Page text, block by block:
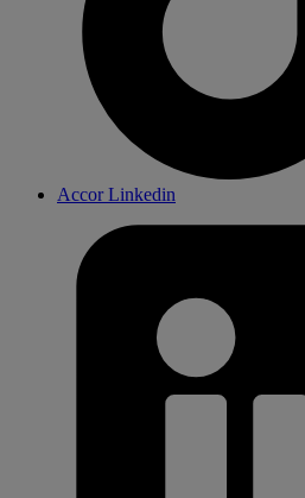
Accor Linkedin